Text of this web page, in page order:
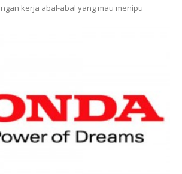
kerja abal-abal yang mau menipu